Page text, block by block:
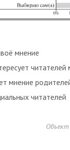
мнение
читателей
мнение
читателей
Объект